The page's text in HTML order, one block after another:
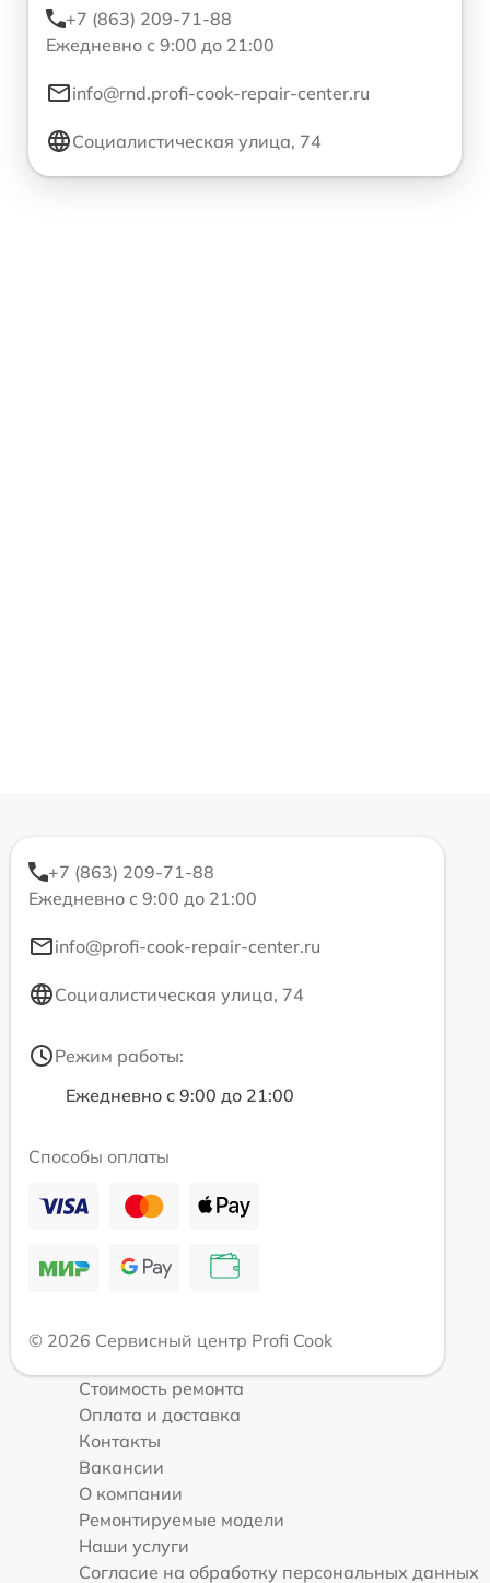
+7 (863) 209-71-88
Ежедневно с 9:00 до 21:00
info@rnd.profi-cook-repair-center.ru
Социалистическая улица, 74
+7 (863) 209-71-88
Ежедневно с 9:00 до 21:00
info@profi-cook-repair-center.ru
Социалистическая улица, 74
Режим работы:
Ежедневно с 9:00 до 21:00
Способы оплаты
© 2026 Сервисный центр Profi Cook
Стоимость ремонта
Оплата и доставка
Контакты
Вакансии
О компании
Ремонтируемые модели
Наши услуги
Согласие на обработку персональных данных